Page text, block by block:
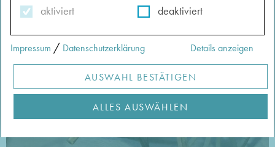
aktiviert deaktiviert
Impressum / Datenschutzerklärung Details anzeigen
AUSWAHL BESTÄTIGEN
ALLES AUSWÄHLEN